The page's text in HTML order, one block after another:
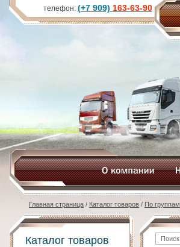
Главная страница / Каталог товаров / По группам
Каталог товаров
телефон: (+7 909) 163-63-90